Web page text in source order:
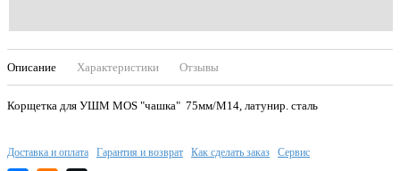
Описание Характеристики Отзывы
Корщетка для УШМ MOS "чашка" 75мм/М14, латунир. сталь
Доставка и оплата Гарантия и возврат Как сделать заказ Сервис